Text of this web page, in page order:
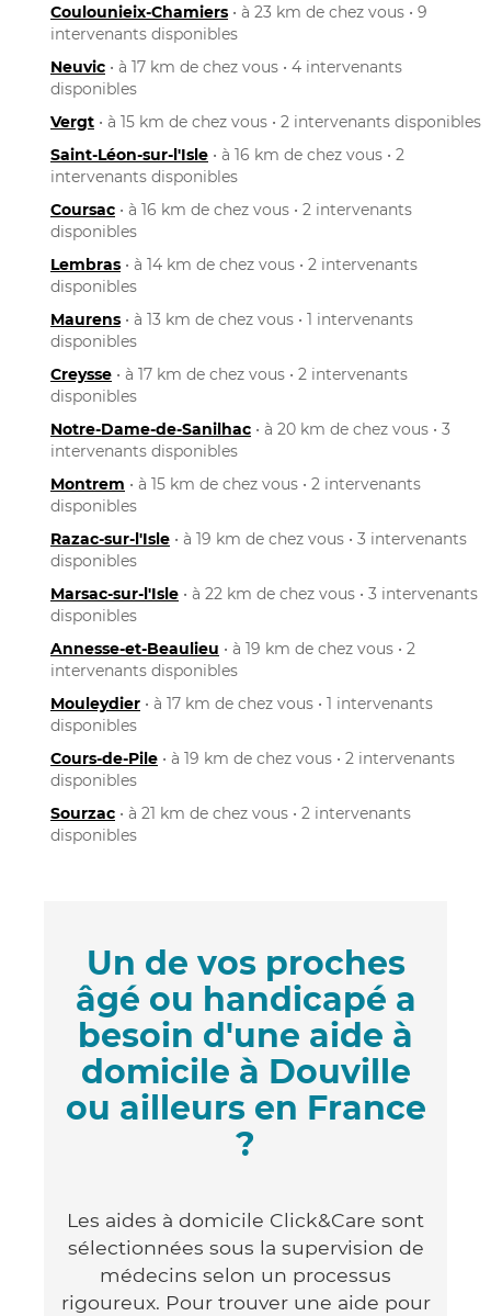
Coulounieix-Chamiers • à 23 km de chez vous • 9
intervenants disponibles
Neuvic • à 17 km de chez vous • 4 intervenants
disponibles
Vergt • à 15 km de chez vous • 2 intervenants disponibles
Saint-Léon-sur-l'Isle • à 16 km de chez vous • 2
intervenants disponibles
Coursac • à 16 km de chez vous • 2 intervenants
disponibles
Lembras • à 14 km de chez vous • 2 intervenants
disponibles
Maurens • à 13 km de chez vous • 1 intervenants
disponibles
Creysse • à 17 km de chez vous • 2 intervenants
disponibles
Notre-Dame-de-Sanilhac • à 20 km de chez vous • 3
intervenants disponibles
Montrem • à 15 km de chez vous • 2 intervenants
disponibles
Razac-sur-l'Isle • à 19 km de chez vous • 3 intervenants
disponibles
Marsac-sur-l'Isle • à 22 km de chez vous • 3 intervenants
disponibles
Annesse-et-Beaulieu • à 19 km de chez vous • 2
intervenants disponibles
Mouleydier • à 17 km de chez vous • 1 intervenants
disponibles
Cours-de-Pile • à 19 km de chez vous • 2 intervenants
disponibles
Sourzac • à 21 km de chez vous • 2 intervenants
disponibles
Un de vos proches
âgé ou handicapé a
besoin d'une aide à
domicile à Douville
ou ailleurs en France
?
Les aides à domicile Click&Care sont
sélectionnées sous la supervision de
médecins selon un processus
rigoureux. Pour trouver une aide pour